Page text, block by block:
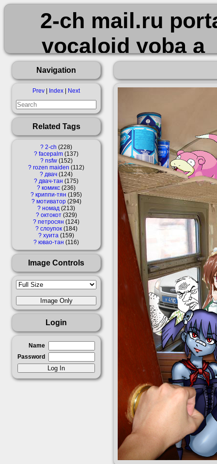
2-ch mail.ru
vocaloid yoba
вингедум
кот криппи-тян
октокот омск
педобир
сгущёнка
Navigation
Prev Index Next
Related Tags
? 2-ch 228
? facepalm 137
? nsfw 152
? rozen maiden
112
? двач 124
? двач-тан
175
? комикс 236
? криппи-тян
195
? мотиватор 294
? номад 213
? октокот 329
? петросян
124
? слоупок 184
? хуита 159
? ювао-тан 116
Image Controls
Login
Name
Password